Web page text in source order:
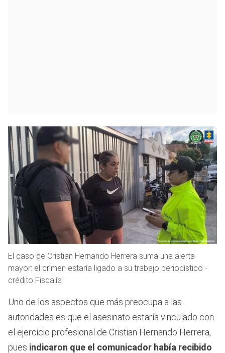
El caso de Cristian Hernando Herrera suma una alerta
mayor: el crimen estaría ligado a su trabajo periodístico -
crédito Fiscalía
Uno de los aspectos que más preocupa a las
autoridades es que el asesinato estaría vinculado con
el ejercicio profesional de Cristian Hernando Herrera,
pues indicaron que el comunicador había recibido